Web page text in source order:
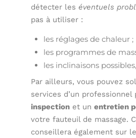
détecter les éventuels
pas à utiliser :
les réglages de chaleur ;
les programmes de
les inclinaisons
Par ailleurs, vous pouvez
services d’un professionnel
inspection et unentretien
votre fauteuil de massage.
conseillera également sur